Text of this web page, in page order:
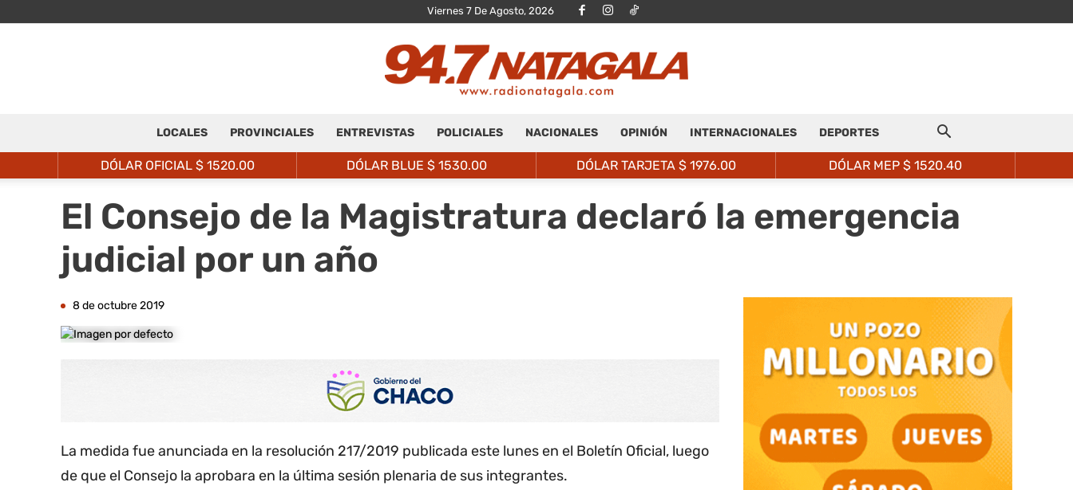
Viernes 7 De Agosto, 2026
LOCALES PROVINCIALES ENTREVISTAS POLICIALES NACIONALES OPINIÓN INTERNACIONALES DEPORTES
DÓLAR OFICIAL $ 1520.00 DÓLAR BLUE $ 1530.00 DÓLAR TARJETA $ 1976.00 DÓLAR MEP $ 1520.40
El Consejo de la Magistratura declaró la emergencia
judicial por un año
8 de octubre 2019
La medida fue anunciada en la resolución 217/2019 publicada este lunes en el Boletín Oficial, luego
de que el Consejo la aprobara en la última sesión plenaria de sus integrantes.